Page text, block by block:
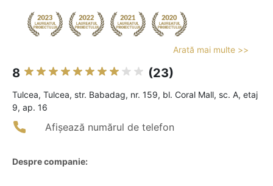
Arată mai multe >>
8 (23)
Tulcea, Tulcea, str. Babadag, nr. 159, bl. Coral Mall, sc. A, etaj
9, ap. 16
Afișează numărul de telefon
Despre companie: